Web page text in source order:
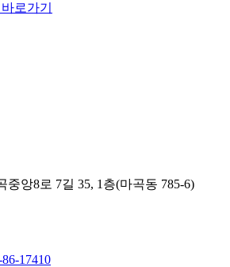
중앙8로 7길 35, 1층(마곡동 785-6)
17410